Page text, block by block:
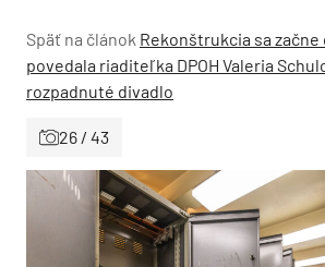
Späť na článok Rekonštrukcia sa začne
povedala riaditeľka DPOH Valeria
rozpadnuté divadlo
26 / 43